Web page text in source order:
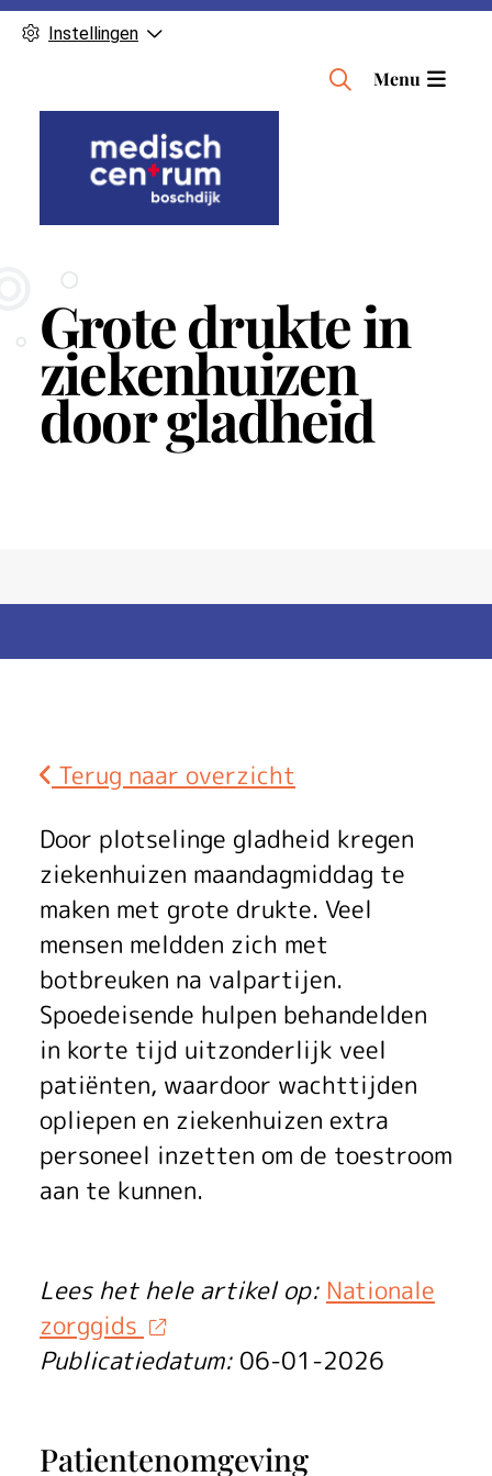
Instellingen
H
u
Menu
Grote drukte in
ziekenhuizen
door gladheid
Terug naar overzicht
G
r
o
t
e
d
r
u
k
t
e
i
z
Door plotselinge gladheid kregen
ziekenhuizen maandagmiddag te
maken met grote drukte. Veel
mensen meldden zich met
botbreuken na valpartijen.
Spoedeisende hulpen behandelden
in korte tijd uitzonderlijk veel
patiënten, waardoor wachttijden
opliepen en ziekenhuizen extra
personeel inzetten om de toestroom
aan te kunnen.
Lees het hele artikel op: Nationale
zorggids
Publicatiedatum: 06-01-2026
Patientenomgeving